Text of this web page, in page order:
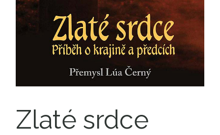
Zlaté srdce